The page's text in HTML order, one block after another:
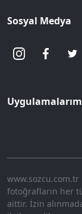
orada
gören çok
Onları ilk
Bazen